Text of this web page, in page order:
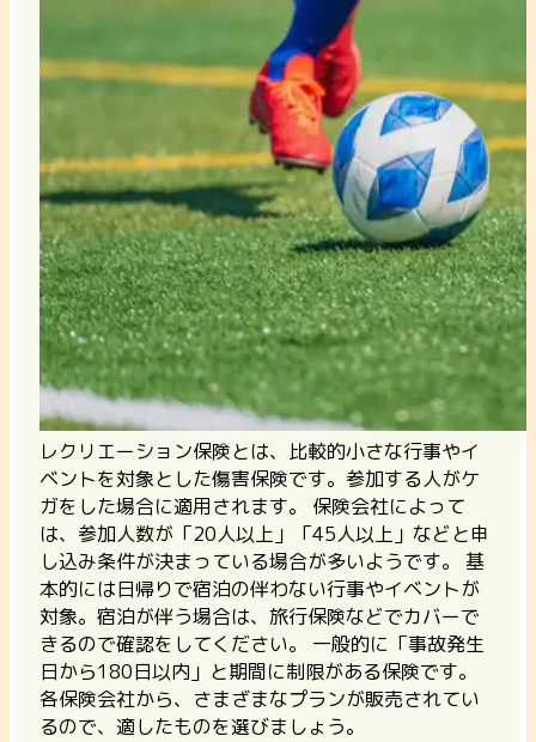
レクリエーション保険とは、比較的小さな行事やイ
ベントを対象とした傷害保険です。参加する人がケ
ガをした場合に適用されます。 保険会社によって
は、 参加人数が「20人以上」「45人以上」などと申
し込み条件が決まっている場合が多いようです。 基
本的には日帰りで宿泊の伴わない行事やイベントが
対象。 宿泊が伴う場合は、旅行保険などでカバーで
きるので確認をしてください。 一般的に「事故発生
日から180日以内」と期間に制限がある保険です。
各保険会社から、さまざまなプランが販売されてい
るので、適したものを選びましょう。